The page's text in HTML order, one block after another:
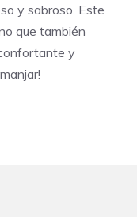
y sabroso. Este
que también
y